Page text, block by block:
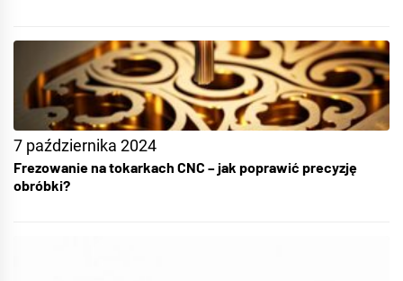
7 października 2024
Frezowanie na tokarkach CNC – jak poprawić precyzję
obróbki?